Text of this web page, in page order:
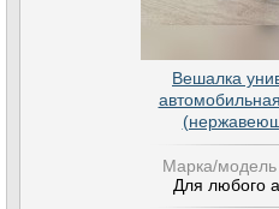
Вешалка
Марка/
Для любого